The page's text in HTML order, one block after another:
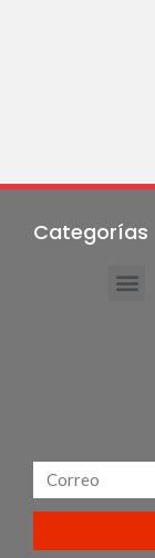
Categorías